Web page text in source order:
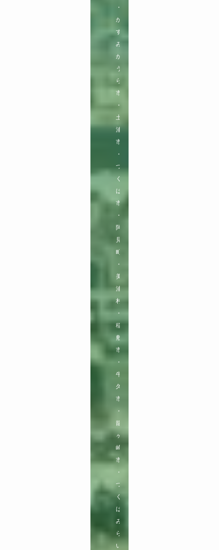
・
か
す
み
が
う
ら
市
・
土
浦
市
・
つ
く
ば
市
・
阿
見
町
・
美
浦
村
・
稲
敷
市
・
牛
久
市
・
龍
ヶ
崎
市
・
つ
く
ば
み
ら
い